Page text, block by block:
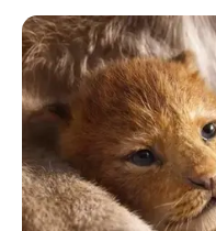
(foto: